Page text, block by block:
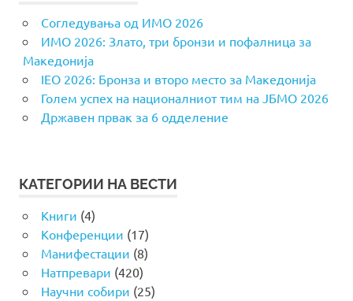
Согледувања од ИМО 2026
ИМО 2026: Злато, три бронзи и пофалница за
Македонија
IEO 2026: Бронза и второ место за Македонија
Голем успех на националниот тим на ЈБМО 2026
Државен првак за 6 одделение
КАТЕГОРИИ НА ВЕСТИ
Книги (4)
Конференции (17)
Манифестации (8)
Натпревари (420)
Научни собири (25)